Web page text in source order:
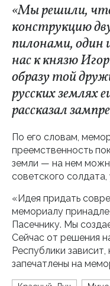
«Мы решили,
конструкцию
пилонами, один
нас к князю
образу той
русских землях
рассказал
По его словам,
преемственность
земли — на нем
советского
«Идея придать
мемориалу
Пасечнику. Мы
Сейчас от решения
Республики
запечатлены на